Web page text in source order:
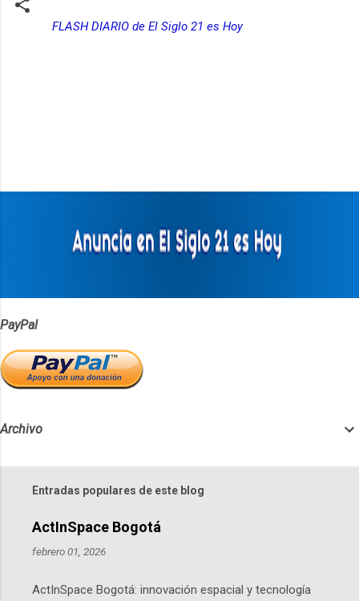
FLASH DIARIO de El Siglo 21 es Hoy
PayPal
Archivo
Entradas populares de este blog
ActInSpace Bogotá
febrero 01, 2026
ActInSpace Bogotá: innovación espacial y tecnología